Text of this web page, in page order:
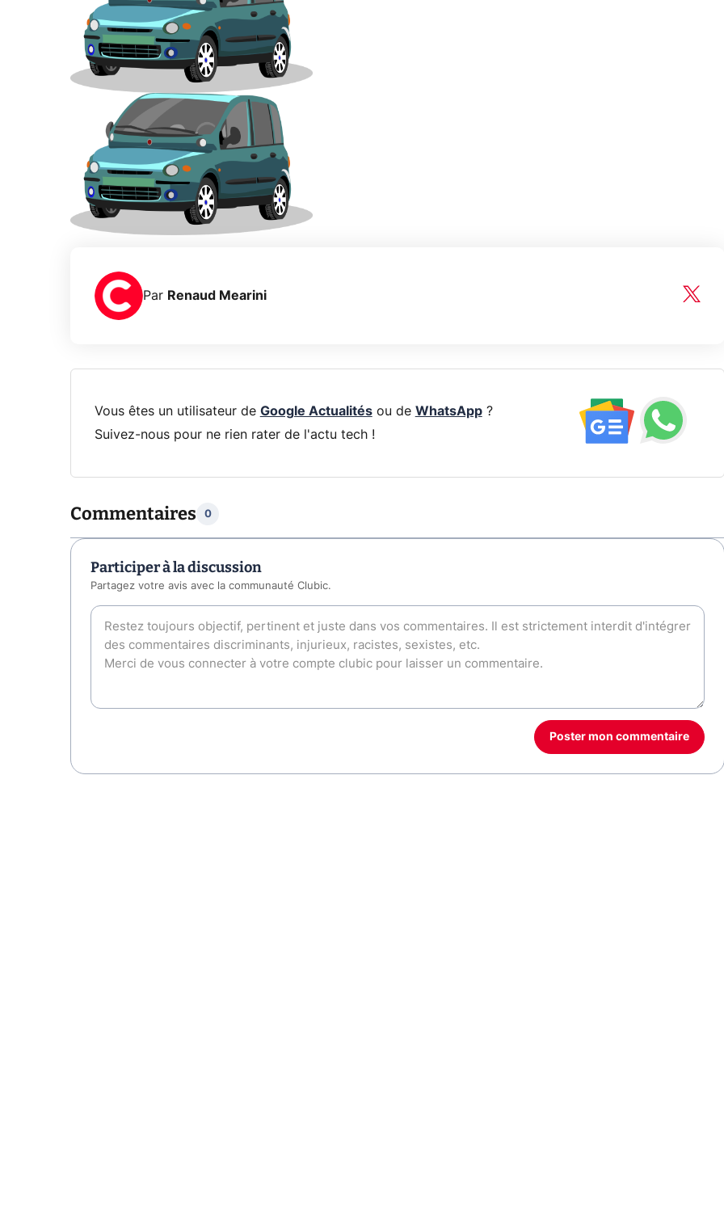
Par Renaud Mearini
Vous êtes un utilisateur de Google Actualitésou de WhatsApp?
Suivez-nous pour ne rien rater de l'actu tech !
Commentaires 0
Participer à la discussion
Partagez votre avis avec la communauté Clubic.
Poster mon commentaire